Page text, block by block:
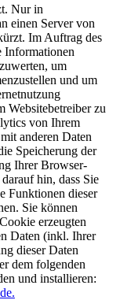
Nur in
einen Server von
Im Auftrag des
Informationen
um
und um
Websitebetreiber zu
von Ihrem
anderen Daten
Speicherung der
Ihrer Browser-
hin, dass Sie
Funktionen dieser
Sie können
erzeugten
Daten (inkl. Ihrer
dieser Daten
dem folgenden
und installieren: